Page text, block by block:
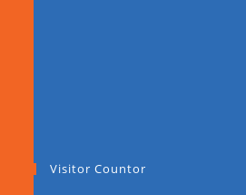
Visitor Countor